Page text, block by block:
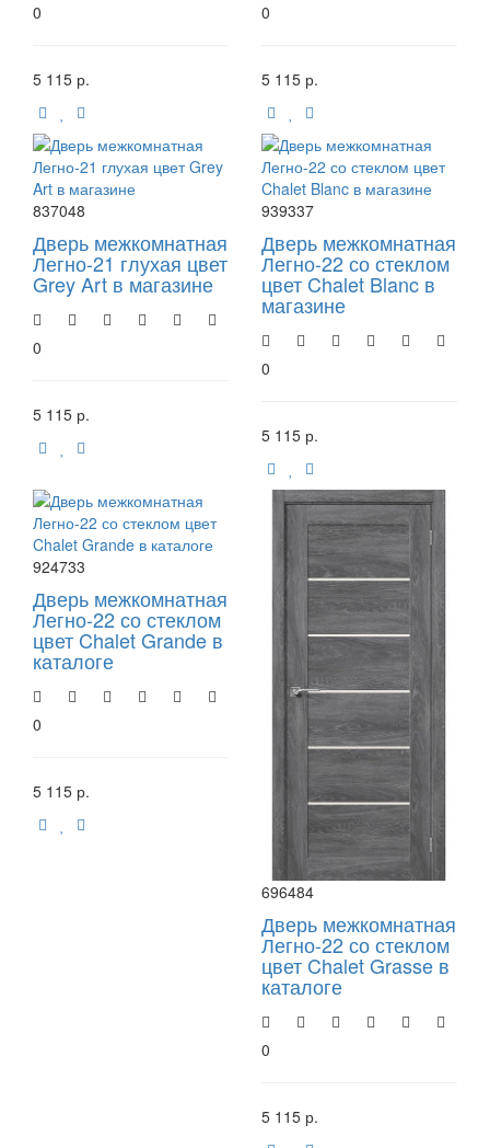
0
5 115 р.
0
5 115 р.
837048
Дверь межкомнатная
Легно-21 глухая цвет
Grey Art в магазине
0
5 115 р.
939337
Дверь межкомнатная
Легно-22 со стеклом
цвет Chalet Blanc в
магазине
0
5 115 р.
924733
Дверь межкомнатная
Легно-22 со стеклом
цвет Chalet Grande в
каталоге
0
5 115 р.
696484
Дверь межкомнатная
Легно-22 со стеклом
цвет Chalet Grasse в
каталоге
0
5 115 р.